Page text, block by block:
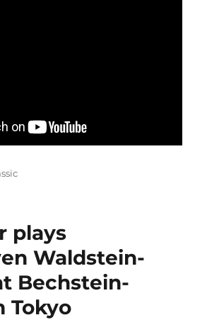
plays
Waldstein-
Bechstein-
Tokyo